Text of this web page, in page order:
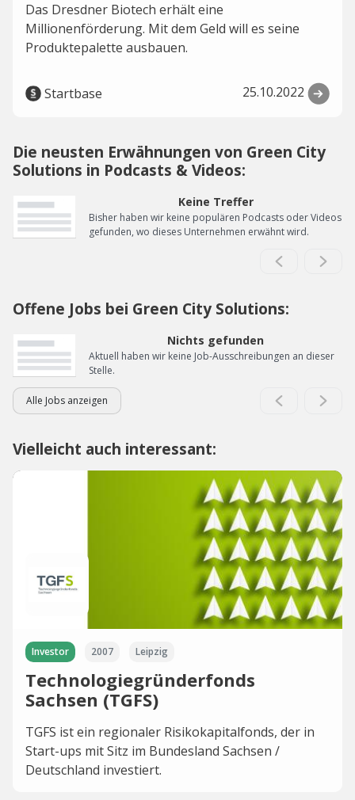
Das Dresdner Biotech erhält eine
Millionenförderung. Mit dem Geld will es seine
Produktepalette ausbauen.
Startbase 25.10.2022
Die neusten Erwähnungen von Green City
Solutions in Podcasts & Videos:
Keine Treffer
Bisher haben wir keine populären Podcasts oder Videos
gefunden, wo dieses Unternehmen erwähnt wird.
Offene Jobs bei Green City Solutions:
Nichts gefunden
Aktuell haben wir keine Job-Ausschreibungen an dieser
Stelle.
Alle Jobs anzeigen
Vielleicht auch interessant:
Investor 2007 Leipzig
Technologiegründerfonds
Sachsen (TGFS)
TGFS ist ein regionaler Risikokapitalfonds, der in
Start-ups mit Sitz im Bundesland Sachsen /
Deutschland investiert.